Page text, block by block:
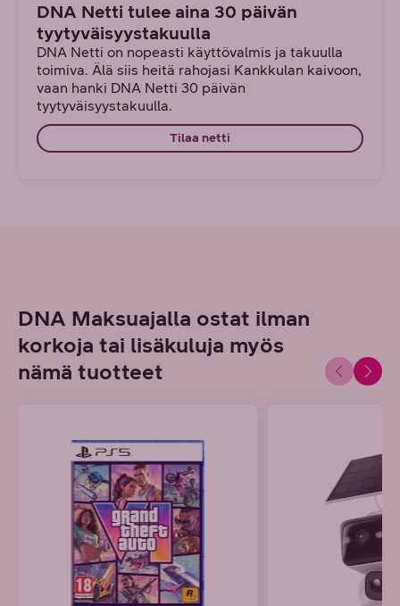
DNA Netti tulee aina 30 päivän
tyytyväisyystakuulla
DNA Netti on nopeasti käyttövalmis ja takuulla
toimiva. Älä siis heitä rahojasi Kankkulan kaivoon,
vaan hanki DNA Netti 30 päivän
tyytyväisyystakuulla.
Tilaa netti
DNA Maksuajalla ostat ilman
korkoja tai lisäkuluja myös
nämä tuotteet